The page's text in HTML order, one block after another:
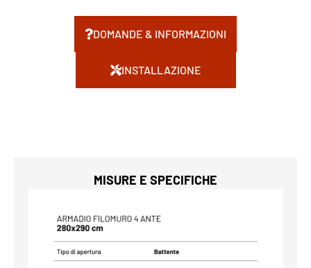
DOMANDE & INFORMAZIONI
INSTALLAZIONE
MISURE E SPECIFICHE